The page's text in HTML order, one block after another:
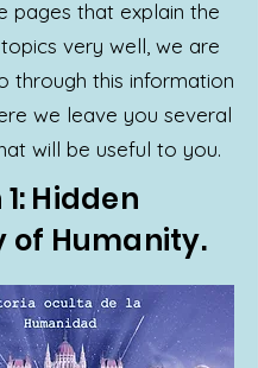
pages that explain the
very well, we are
through this information
we leave you several
will be useful to you.
Hidden
of Humanity.